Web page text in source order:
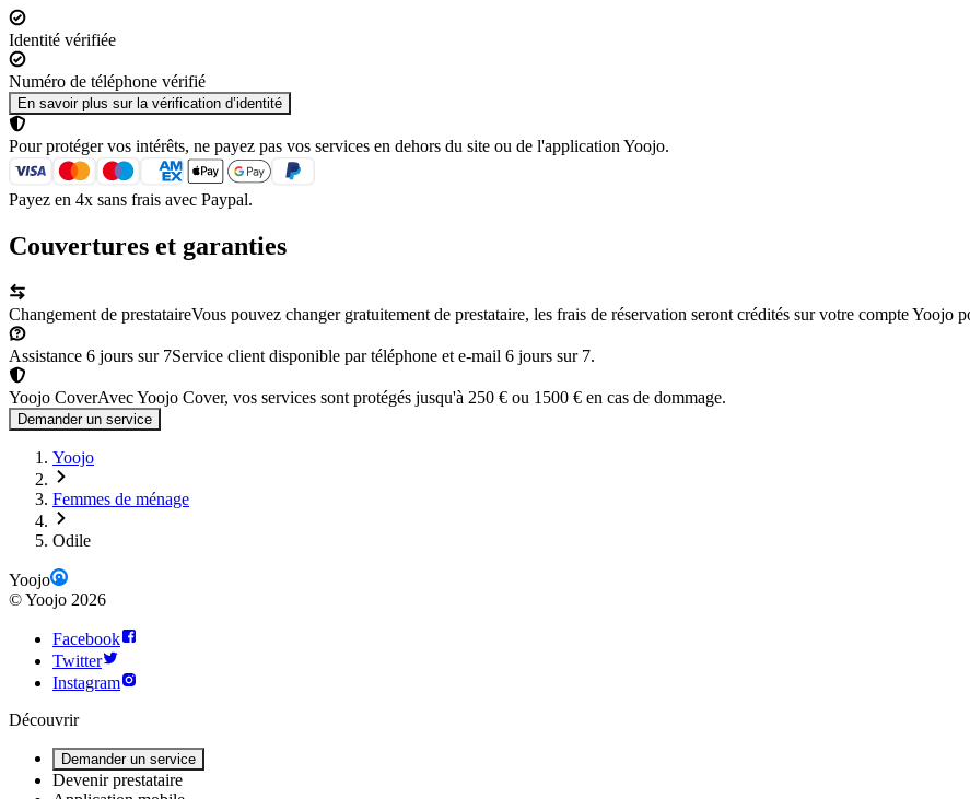
Identité vérifiée
Numéro de téléphone vérifié
En savoir plus sur la vérification d’identité
Pour protéger vos intérêts, ne payez pas vos services en dehors du site ou de l'application Yoojo.
Payez en 4x sans frais avec Paypal.
Couvertures et garanties
Changement de prestataireVous pouvez changer gratuitement de prestataire, les frais de réservation seront crédités sur votre compte Yoojo
Assistance 6 jours sur 7Service client disponible par téléphone et e-mail 6 jours sur 7.
Yoojo CoverAvec Yoojo Cover, vos services sont protégés jusqu'à 250 € ou 1500 € en cas de dommage.
Demander un service
Yoojo
Femmes de ménage
Odile
Yoojo
©Yoojo 2026
Facebook
Twitter
Instagram
Découvrir
Demander un service
Devenir prestataire